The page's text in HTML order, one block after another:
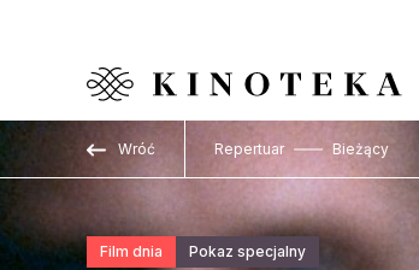
Wróć Repertuar Bieżący
Film dnia Pokaz specjalny